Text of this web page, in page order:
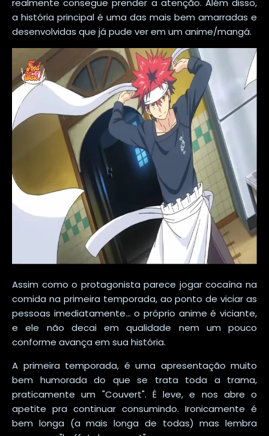
realmente consegue prender a atenção. Além disso,
a história principal é uma das mais bem amarradas e
desenvolvidas que já pude ver em um anime/mangá.
Assim como o protagonista parece jogar cocaína na
comida na primeira temporada, ao ponto de viciar as
pessoas imediatamente... o próprio anime é viciante,
e ele não decai em qualidade nem um pouco
conforme avança em sua história.
A primeira temporada, é uma apresentação muito
bem humorada do que se trata toda a trama,
praticamente um "Couvert". É leve, e nos abre o
apetite pra continuar consumindo. Ironicamente é
bem longa (a mais longa de todas) mas lembra